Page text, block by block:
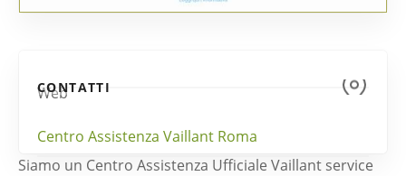
CONTATTI
Web
Centro Assistenza Vaillant Roma
Siamo un Centro Assistenza Ufficiale Vaillant service